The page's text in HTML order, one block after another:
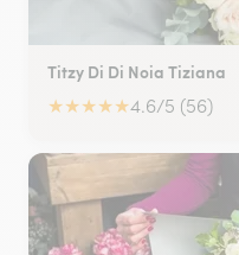
Titzy Di Di Noia Tiziana
★★★★★4.6/5 (56)